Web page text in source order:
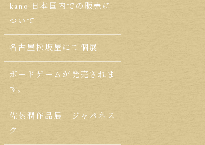
kano 日本国内での販売に
ついて
名古屋松坂屋にて個展
ボードゲームが発売されま
す。
佐藤潤作品展 ジャパネス
ク